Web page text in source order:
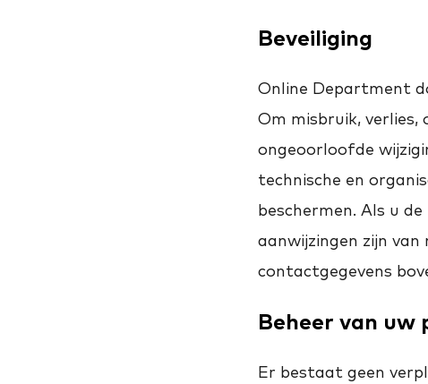
Beveiliging
Online Department
Om misbruik, verlies,
ongeoorloofde
technische en
beschermen. Als u
aanwijzingen zijn
contactgegevens
Beheer van uw
Er bestaat geen